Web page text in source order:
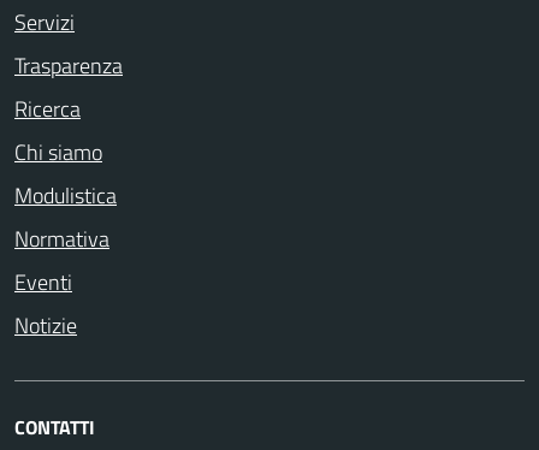
Servizi
Trasparenza
Ricerca
Chi siamo
Modulistica
Normativa
Eventi
Notizie
CONTATTI